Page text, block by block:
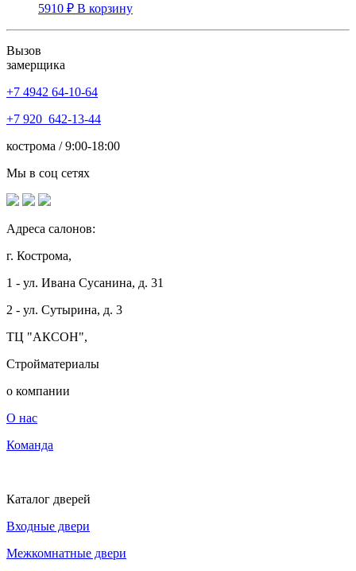
5910 ₽ В корзину
Вызов
замерщика
+7 4942 64-10-64
+7 920 642-13-44
кострома / 9:00-18:00
Мы в соц сетях
Адреса салонов:
г. Кострома,
1 - ул. Ивана Сусанина, д. 31
2 - ул. Сутырина, д. 3
ТЦ "АКСОН",
Стройматериалы
о компании
О нас
Команда
Каталог дверей
Входные двери
Межкомнатные двери